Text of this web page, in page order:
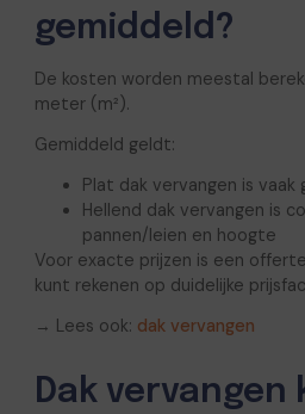
gemiddeld?
De kosten worden meestal
meter (m²).
Gemiddeld geldt:
Plat dak vervangen is vaak
Hellend dak vervangen is
pannen/leien en hoogte
Voor exacte prijzen is een
kunt rekenen op duidelijke
→ Lees ook: dak vervangen
Dak vervangen